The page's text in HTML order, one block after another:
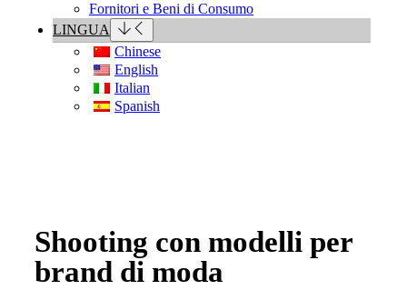
Fornitori e Beni di Consumo
LINGUA
Chinese
English
Italian
Spanish
Shooting con modelli per
brand di moda